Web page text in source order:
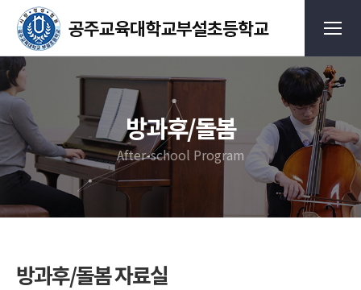
방과후/돌봄
After-school Program
방과후/돌봄 자료실